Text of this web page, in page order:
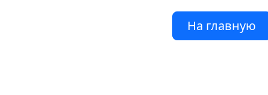
На главную